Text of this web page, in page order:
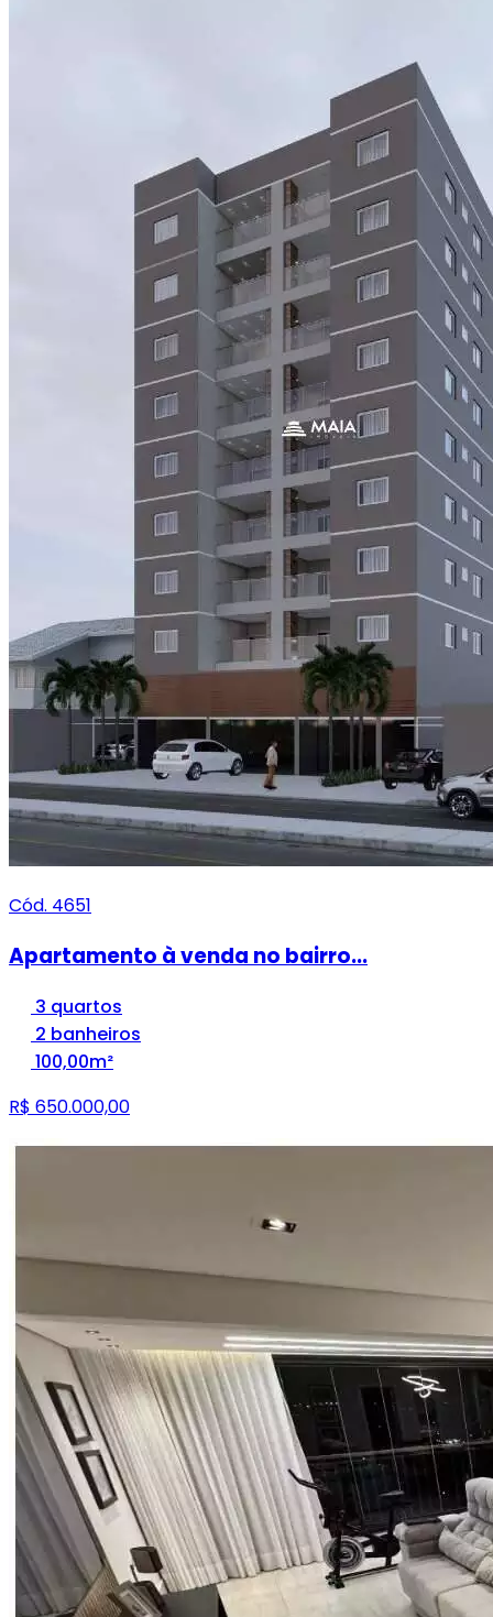
Cód. 4651
Apartamento à venda no bairro...
3 quartos
2 banheiros
100,00m²
R$ 650.000,00